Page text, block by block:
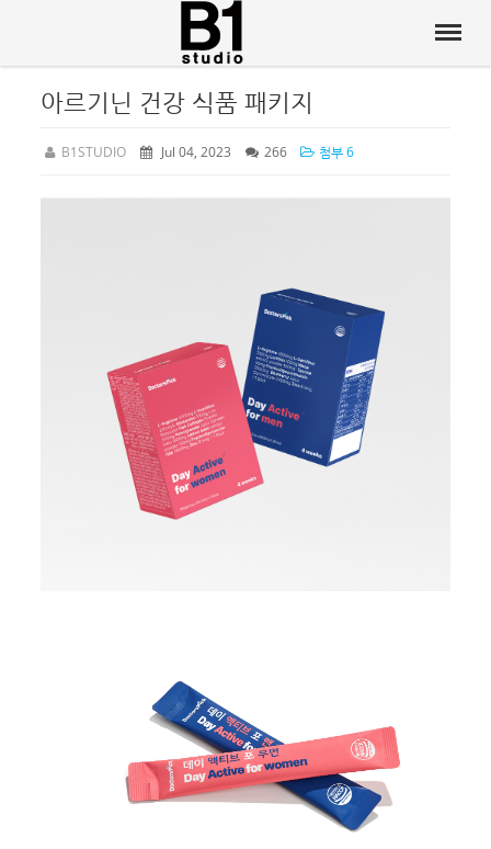
아르기닌 건강 식품 패키지
B1STUDIO Jul 04, 2023 266 첨부 6